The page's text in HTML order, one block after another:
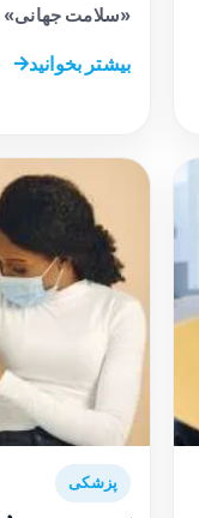
«سلامت
بیشتر بخوانید
پزشکی